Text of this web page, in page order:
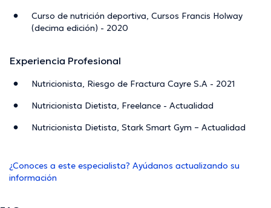
Curso de nutrición deportiva, Cursos Francis Holway
(decima edición) - 2020
Experiencia Profesional
Nutricionista, Riesgo de Fractura Cayre S.A - 2021
Nutricionista Dietista, Freelance - Actualidad
Nutricionista Dietista, Stark Smart Gym – Actualidad
¿Conoces a este especialista? Ayúdanos actualizando su
información